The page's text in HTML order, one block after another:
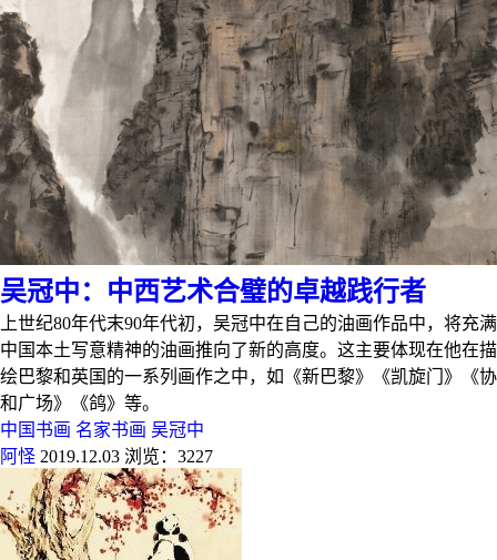
吴冠中：中西艺术合璧的卓越践行者
上世纪80年代末90年代初，吴冠中在自己的油画作品中，将充满
中国本土写意精神的油画推向了新的高度。这主要体现在他在描
绘巴黎和英国的一系列画作之中，如《新巴黎》《凯旋门》《协
和广场》《鸽》等。
中国书画 名家书画 吴冠中
阿怪 2019.12.03 浏览：3227